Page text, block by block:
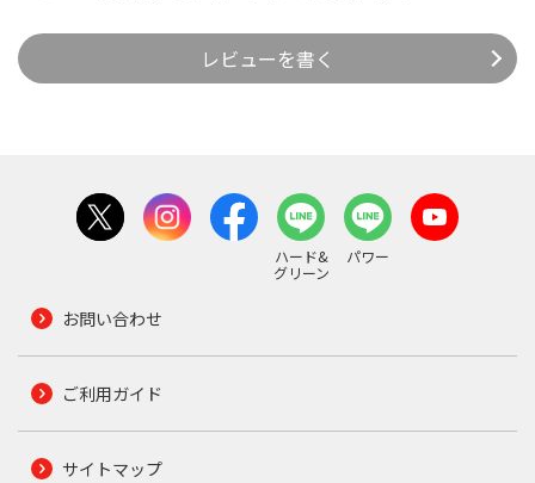
レビューを書く
ハード&
グリーン
パワー
お問い合わせ
ご利用ガイド
サイトマップ